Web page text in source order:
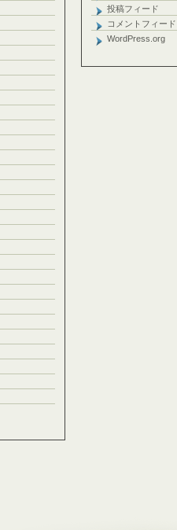
投稿フィード
コメントフィード
WordPress.org